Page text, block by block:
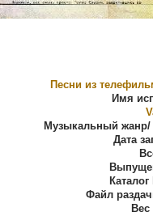
Песни из
Имя
Музыкальный жанр/
Дата
Файл
Вес